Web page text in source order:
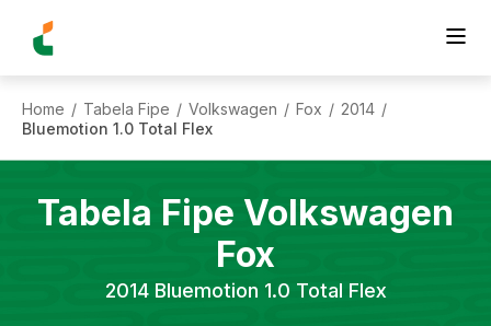
Home / Tabela Fipe / Volkswagen / Fox / 2014 /
Bluemotion 1.0 Total Flex
Tabela Fipe Volkswagen
Fox
2014 Bluemotion 1.0 Total Flex